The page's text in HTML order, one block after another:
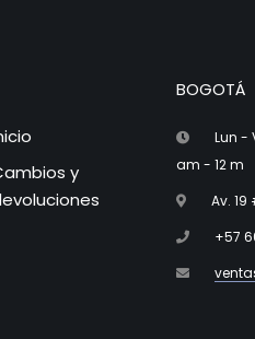
y
BOGOTÁ
Lun -
am - 12 m
Av. 19
+57